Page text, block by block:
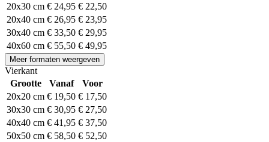
20x30 cm € 24,95 € 22,50
20x40 cm € 26,95 € 23,95
30x40 cm € 33,50 € 29,95
40x60 cm € 55,50 € 49,95
Meer formaten weergeven
Vierkant
Grootte
Vanaf
Voor
20x20 cm € 19,50 € 17,50
30x30 cm € 30,95 € 27,50
40x40 cm € 41,95 € 37,50
50x50 cm € 58,50 € 52,50